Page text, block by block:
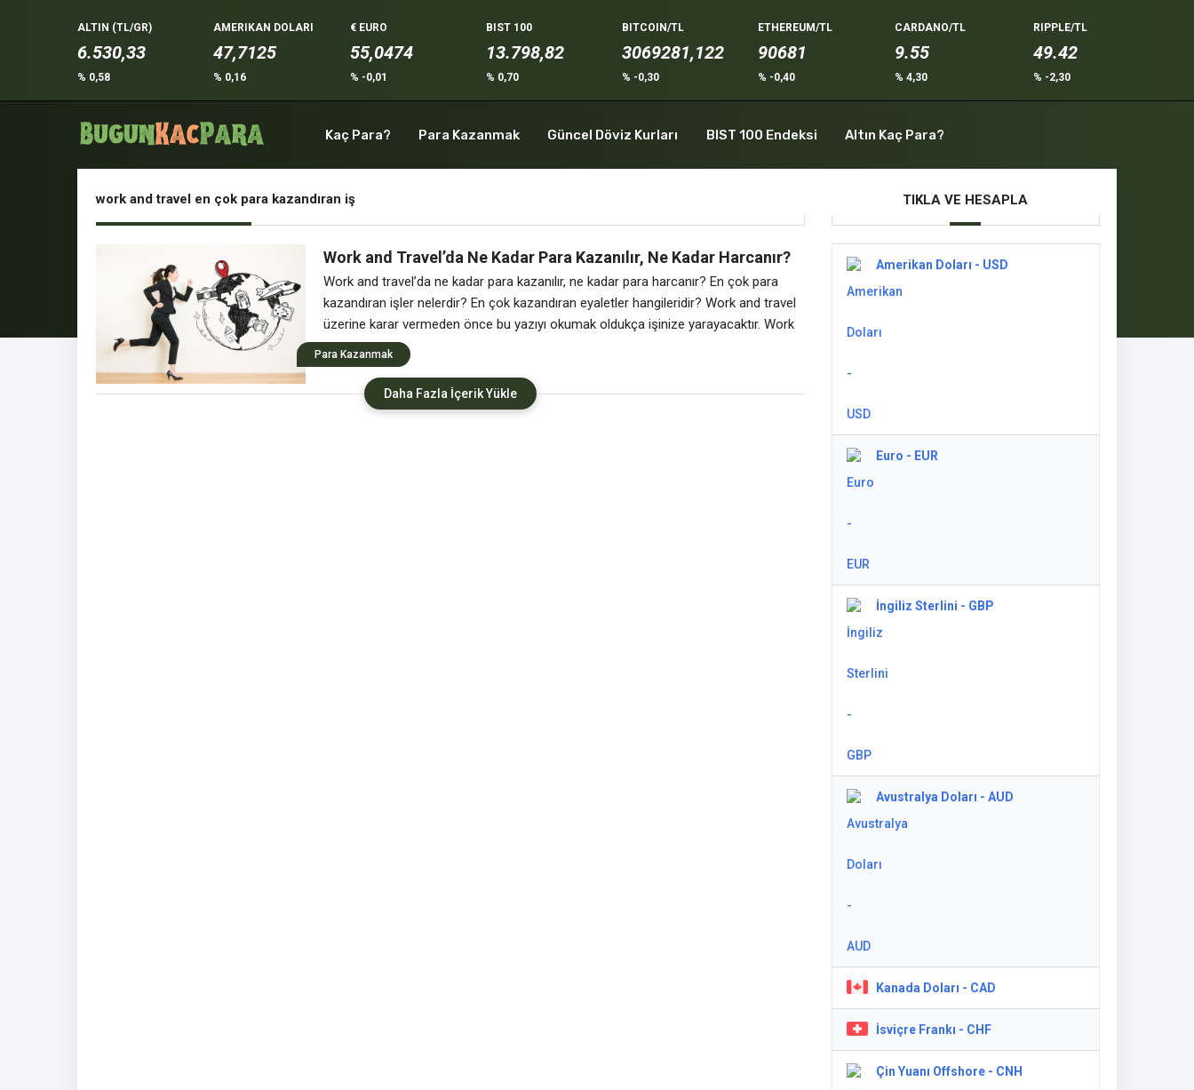
ALTIN (TL/GR)
6.530,33
% 0,58
AMERIKAN DOLARI
47,7125
% 0,16
€ EURO
55,0474
% -0,01
BIST 100
13.798,82
% 0,70
BITCOIN/TL
3069281,122
% -0,30
ETHEREUM/TL
90681
% -0,40
CARDANO/TL
9.55
% 4,30
RIPPLE/TL
49.42
% -2,30
Kaç Para? Para Kazanmak Güncel Döviz Kurları BIST 100 Endeksi Altın Kaç Para?
work and travel en çok para kazandıran iş
Work and Travel’da Ne Kadar Para Kazanılır, Ne Kadar Harcanır?
Work and travel’da ne kadar para kazanılır, ne kadar para harcanır? En çok para
kazandıran işler nelerdir? En çok kazandıran eyaletler hangileridir? Work and travel
üzerine karar vermeden önce bu yazıyı okumak oldukça işinize yarayacaktır. Work
and Travel’ın Avantajları Amerika’da bir yandan İngilizcenizi geliştirebilir, diğer
yandan da çalışarak para kazanabilirsiniz. Bunun için katılacağınız Work and
Para Kazanmak
Daha Fazla İçerik Yükle
TIKLA VE HESAPLA
Amerikan Doları - USD
Euro - EUR
İngiliz Sterlini - GBP
Avustralya Doları - AUD
Kanada Doları - CAD
İsviçre Frankı - CHF
Çin Yuanı Offshore - CNH